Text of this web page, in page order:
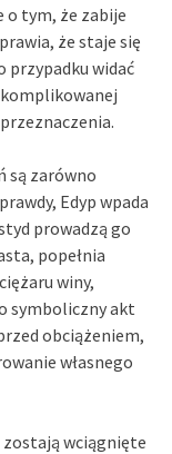
o tym, że zabije
że staje się
przypadku widać
są zarówno
Edyp wpada
prowadzą go
popełnia
winy,
symboliczny akt
obciążeniem,
własnego
zostają wciągnięte